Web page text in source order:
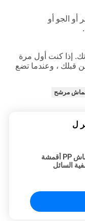
الجو أو
إذا كنت أول مرة
قبلك ، وعندما تضع
مرشح
ل
50 ميكرون تصفية القماش PP أقمشة
السائل